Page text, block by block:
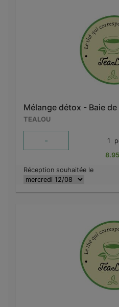
Mélange détox - Baie de
TEALOU
- 1
8.95
Réception souhaitée le